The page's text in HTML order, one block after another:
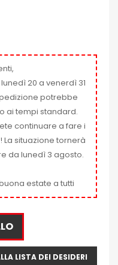
20 a venerdì 31
potrebbe
ai tempi standard.
continuare a fare i
situazione tornerà
da lunedì 3 agosto.
estate a tutti
LISTA DEI DESIDERI